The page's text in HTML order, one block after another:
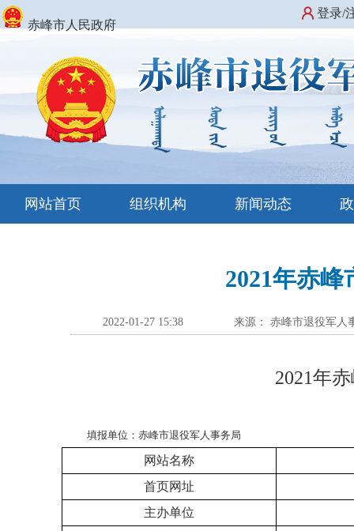
赤峰市人民政府
登录/
网站首页 组织机构 新闻动态
2021年赤
2022-01-27 15:38 来源： 赤峰市退役军人
2021年
填报单位：赤峰市退役军人事务局
网站名称
首页网址
主办单位